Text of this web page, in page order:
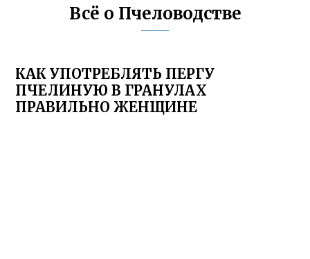
Всё о Пчеловодстве
КАК УПОТРЕБЛЯТЬ ПЕРГУ
ПЧЕЛИНУЮ В ГРАНУЛАХ
ПРАВИЛЬНО ЖЕНЩИНЕ